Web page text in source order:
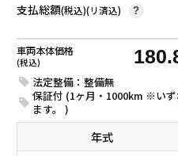
支払総額(税込)(リ済込) ?
車両本体価格
(税込)
法定整備：整備無
保証付 (1ヶ月・1000km ※い
ます。 )
年式